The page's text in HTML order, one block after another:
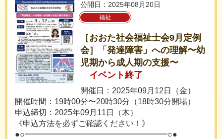
公開日：2025年08月20日
福祉
［おおた社会福祉士会9月定例
会］「発達障害」への理解〜幼
児期から成人期の支援〜
イベント終了
開催日：2025年09月12日（金）
開催時間：19時00分〜20時30分（18時30分開場）
申込締切：2025年09月11日（木）
《申込方法を必ずご確認ください！》
●○━━━━━━━━━━━━━━━━━━○●